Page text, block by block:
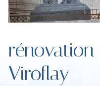
Viroflay